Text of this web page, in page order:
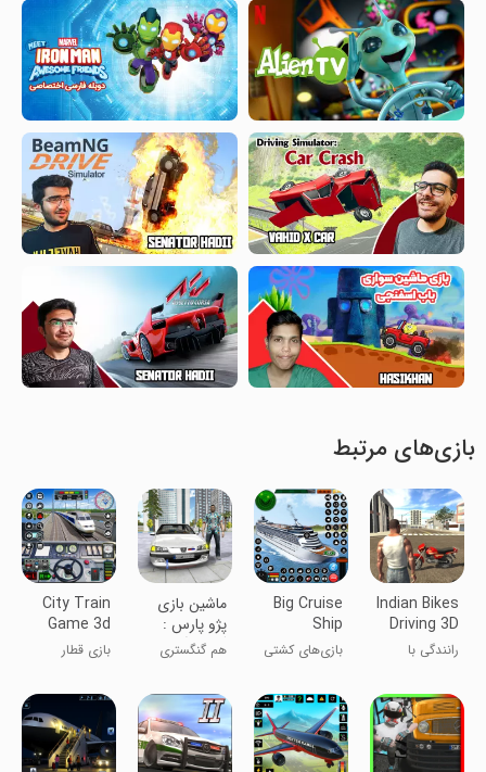
بازی‌های مرتبط
Indian Bikes
Driving 3D
رانندگی با
Big Cruise
Ship
Games
بازی‌های کشتی
ماشین بازی
پژو پارس :
گشت آزاد
هم گنگستری
!
City Train
Game 3d
Train
games
بازی قطار